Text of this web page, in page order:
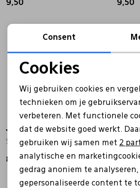
9,50 9,50
Janzen
Shower gel 04 grijs
8,50 8,50
Noodzakelijke cookies
Analytische cookies
Marketing cookies
Consent
Cookies
Wij gebruiken cookies en
technieken om je
verbeteren. Met functionele
dat de website goed werkt.
gebruiken wij samen met 2
analytische en
gedrag anoniem te analyseren,
gepersonaliseerde content te